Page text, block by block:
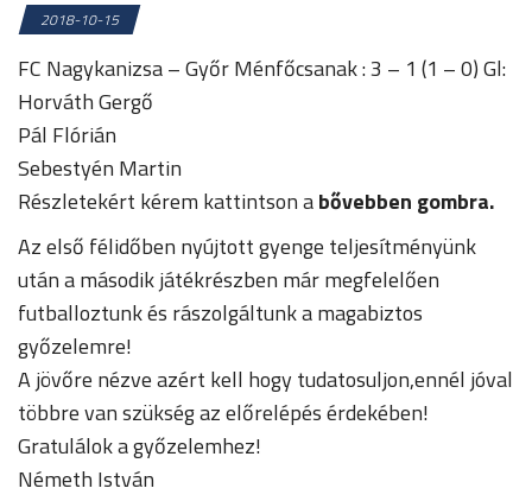
2018-10-15
FC Nagykanizsa – Győr Ménfőcsanak : 3 – 1 (1 – 0) Gl:
Horváth Gergő
Pál Flórián
Sebestyén Martin
Részletekért kérem kattintson abővebben gombra.
Az első félidőben nyújtott gyenge teljesítményünk
után a második játékrészben már megfelelően
futballoztunk és rászolgáltunk a magabiztos
győzelemre!
A jövőre nézve azért kell hogy tudatosuljon,ennél jóval
többre van szükség az előrelépés érdekében!
Gratulálok a győzelemhez!
Németh István